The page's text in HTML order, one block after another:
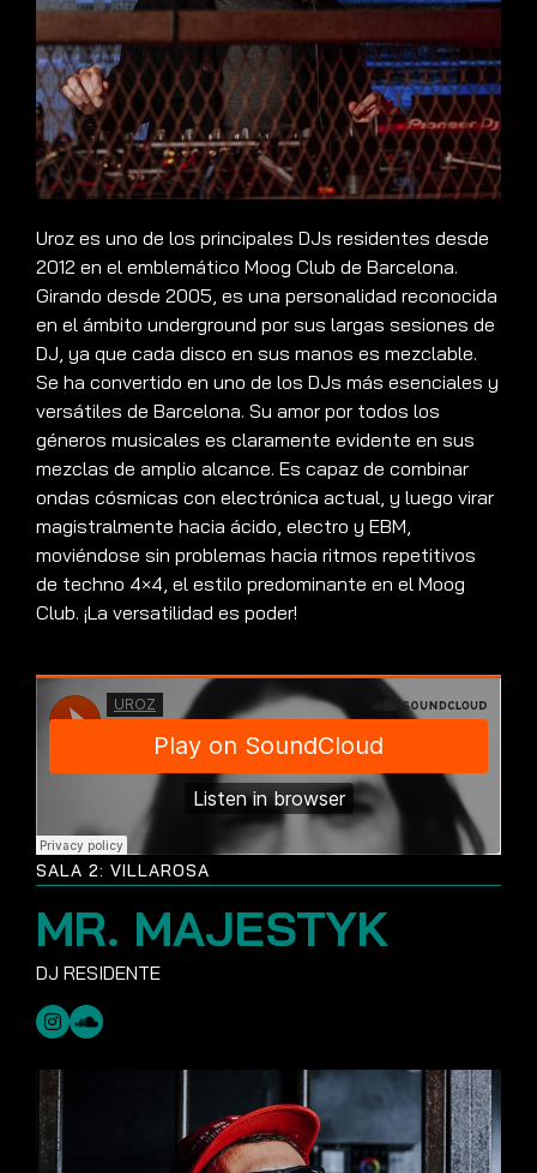
Uroz es uno de los principales DJs residentes desde
2012 en el emblemático Moog Club de Barcelona.
Girando desde 2005, es una personalidad reconocida
en el ámbito underground por sus largas sesiones de
DJ, ya que cada disco en sus manos es mezclable.
Se ha convertido en uno de los DJs más esenciales y
versátiles de Barcelona. Su amor por todos los
géneros musicales es claramente evidente en sus
mezclas de amplio alcance. Es capaz de combinar
ondas cósmicas con electrónica actual, y luego virar
magistralmente hacia ácido, electro y EBM,
moviéndose sin problemas hacia ritmos repetitivos
de techno 4×4, el estilo predominante en el Moog
Club. ¡La versatilidad es poder!
SALA 2: VILLAROSA
MR. MAJESTYK